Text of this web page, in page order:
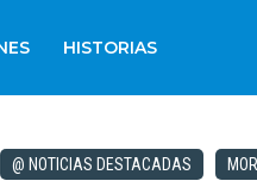
HISTORIAS
@ NOTICIAS DESTACADAS